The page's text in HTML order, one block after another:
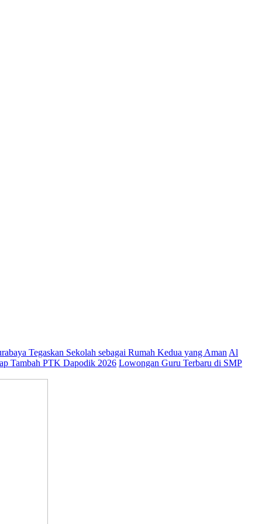
Tegaskan Sekolah sebagai Rumah Kedua yang Aman Al
Tambah PTK Dapodik 2026 Lowongan Guru Terbaru di SMP